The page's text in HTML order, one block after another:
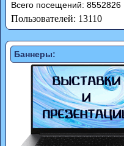
Всего посещений: 8552826
Пользователей: 13110
Баннеры: